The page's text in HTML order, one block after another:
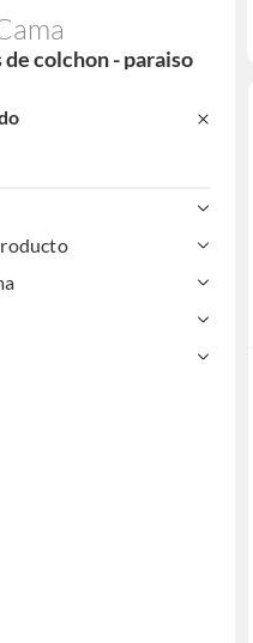
de colchon - paraiso